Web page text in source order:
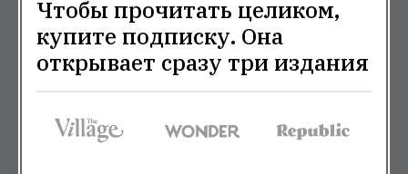
Чтобы прочитать целиком,
купите подписку. Она
открывает сразу три издания